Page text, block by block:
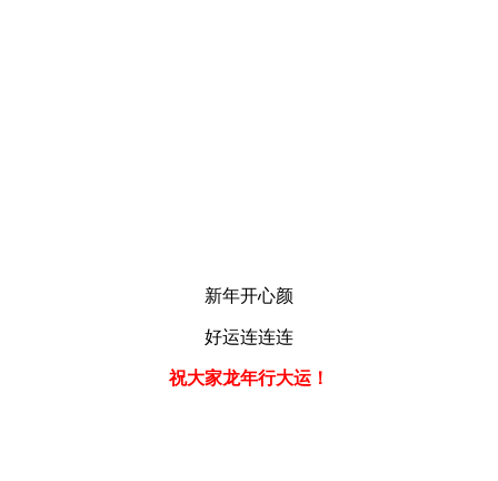
新年开心颜
好运连连连
祝大家龙年行大运！